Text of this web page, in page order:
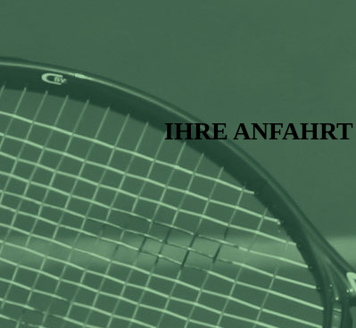
IHRE ANFAHRT